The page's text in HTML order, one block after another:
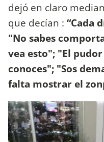
dejó en claro
que decían : “Cada
"No sabes
vea esto"; "El
conoces"; "Sos
falta mostrar el